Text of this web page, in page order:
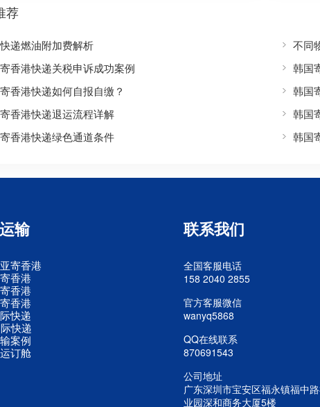
荐
递燃油附加费解析
不同
香港快递关税申诉成功案例
韩国
香港快递如何自报自缴？
韩国
香港快递退运流程详解
韩国
香港快递绿色通道条件
韩国
输
寄香港
香港
香港
香港
快递
快递
案例
订舱
联系我们
全国客服电话
158 2040 2855
官方客服微信
wanyq5868
QQ在线联系
870691543
公司地址
广东深圳市宝安区福永镇福中
业园深和商务大厦5楼